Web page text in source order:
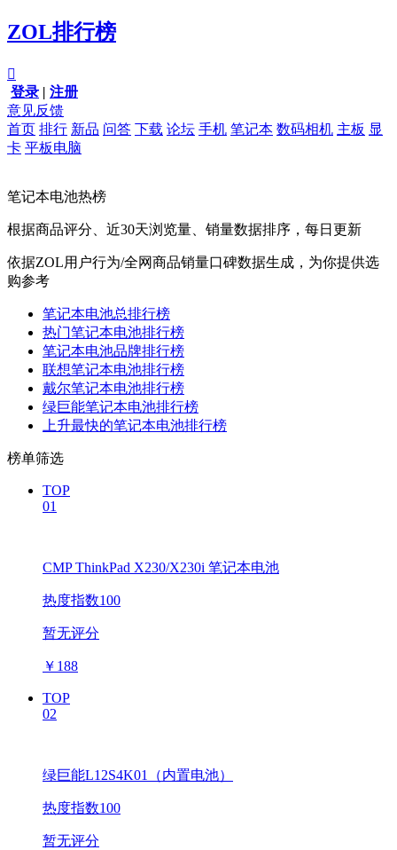
ZOL排行榜

登录 | 注册
意见反馈
首页 排行 新品 问答 下载 论坛 手机 笔记本 数码相机 主板 显
卡 平板电脑
笔记本电池热榜
根据商品评分、近30天浏览量、销量数据排序，每日更新
依据ZOL用户行为/全网商品销量口碑数据生成，为你提供选
购参考
笔记本电池总排行榜
热门笔记本电池排行榜
笔记本电池品牌排行榜
联想笔记本电池排行榜
戴尔笔记本电池排行榜
绿巨能笔记本电池排行榜
上升最快的笔记本电池排行榜
榜单筛选
TOP
01
CMP ThinkPad X230/X230i 笔记本电池
热度指数100
暂无评分
￥ 188
TOP
02
绿巨能L12S4K01（内置电池）
热度指数100
暂无评分